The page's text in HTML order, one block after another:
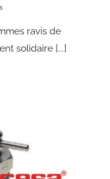
ravis de
solidaire [...]
:
dans